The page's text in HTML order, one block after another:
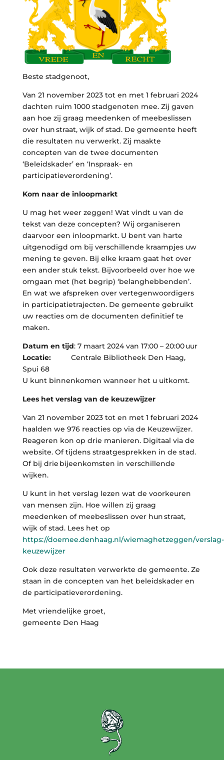
Beste stadgenoot,
Van 21 november 2023 tot en met 1 februari 2024
dachten ruim 1000 stadgenoten mee. Zij gaven
aan hoe zij graag meedenken of meebeslissen
over hun straat, wijk of stad. De gemeente heeft
die resultaten nu verwerkt. Zij maakte
concepten van de twee documenten
‘Beleidskader’ en ‘Inspraak- en
participatieverordening’.
Kom naar de inloopmarkt
U mag het weer zeggen! Wat vindt u van de
tekst van deze concepten? Wij organiseren
daarvoor een inloopmarkt. U bent van harte
uitgenodigd om bij verschillende kraampjes uw
mening te geven. Bij elke kraam gaat het over
een ander stuk tekst. Bijvoorbeeld over hoe we
omgaan met (het begrip) ‘belanghebbenden’.
En wat we afspreken over vertegenwoordigers
in participatietrajecten. De gemeente gebruikt
uw reacties om de documenten definitief te
maken.
Datum en tijd: 7 maart 2024 van 17:00 – 20:00 uur
Locatie:Centrale Bibliotheek Den Haag,
Spui 68
U kunt binnenkomen wanneer het u uitkomt.
Lees het verslag van de keuzewijzer
Van 21 november 2023 tot en met 1 februari 2024
haalden we 976 reacties op via de Keuzewijzer.
Reageren kon op drie manieren. Digitaal via de
website. Of tijdens straatgesprekken in de stad.
Of bij drie bijeenkomsten in verschillende
wijken.
U kunt in het verslag lezen wat de voorkeuren
van mensen zijn. Hoe willen zij graag
meedenken of meebeslissen over hun straat,
wijk of stad. Lees het op
https://doemee.denhaag.nl/wiemaghetzeggen/verslag-
keuzewijzer
Ook deze resultaten verwerkte de gemeente. Ze
staan in de concepten van het beleidskader en
de participatieverordening.
Met vriendelijke groet,
gemeente Den Haag